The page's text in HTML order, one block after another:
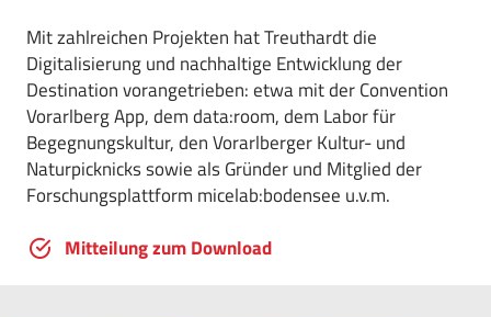
Mit zahlreichen Projekten hat Treuthardt die
Digitalisierung und nachhaltige Entwicklung der
Destination vorangetrieben: etwa mit der Convention
Vorarlberg App, dem data:room, dem Labor für
Begegnungskultur, den Vorarlberger Kultur- und
Naturpicknicks sowie als Gründer und Mitglied der
Forschungsplattform micelab:bodensee u.v.m.
Mitteilung zum Download